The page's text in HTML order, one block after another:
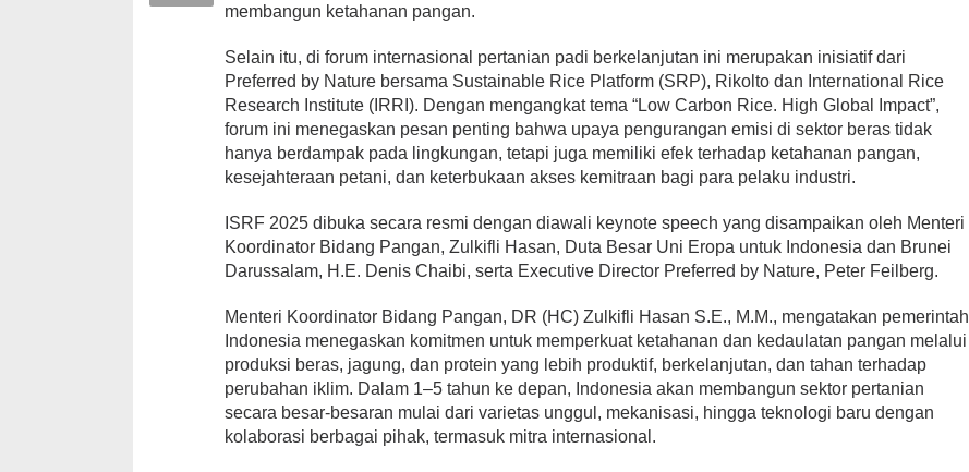
membangun ketahanan pangan.
Selain itu, di forum internasional pertanian padi berkelanjutan ini merupakan inisiatif dari
Preferred by Nature bersama Sustainable Rice Platform (SRP), Rikolto dan International Rice
Research Institute (IRRI). Dengan mengangkat tema “Low Carbon Rice. High Global Impact”,
forum ini menegaskan pesan penting bahwa upaya pengurangan emisi di sektor beras tidak
hanya berdampak pada lingkungan, tetapi juga memiliki efek terhadap ketahanan pangan,
kesejahteraan petani, dan keterbukaan akses kemitraan bagi para pelaku industri.
ISRF 2025 dibuka secara resmi dengan diawali keynote speech yang disampaikan oleh Menteri
Koordinator Bidang Pangan, Zulkifli Hasan, Duta Besar Uni Eropa untuk Indonesia dan Brunei
Darussalam, H.E. Denis Chaibi, serta Executive Director Preferred by Nature, Peter Feilberg.
Menteri Koordinator Bidang Pangan, DR (HC) Zulkifli Hasan S.E., M.M., mengatakan pemerintah
Indonesia menegaskan komitmen untuk memperkuat ketahanan dan kedaulatan pangan melalui
produksi beras, jagung, dan protein yang lebih produktif, berkelanjutan, dan tahan terhadap
perubahan iklim. Dalam 1–5 tahun ke depan, Indonesia akan membangun sektor pertanian
secara besar-besaran mulai dari varietas unggul, mekanisasi, hingga teknologi baru dengan
kolaborasi berbagai pihak, termasuk mitra internasional.